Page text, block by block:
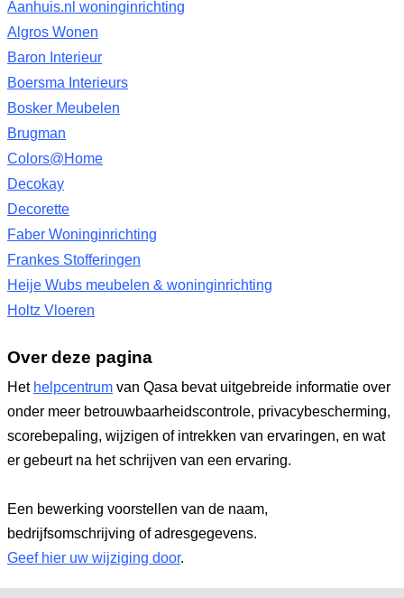
Aanhuis.nl woninginrichting
Algros Wonen
Baron Interieur
Boersma Interieurs
Bosker Meubelen
Brugman
Colors@Home
Decokay
Decorette
Faber Woninginrichting
Frankes Stofferingen
Heije Wubs meubelen & woninginrichting
Holtz Vloeren
Over deze pagina
Het helpcentrum van Qasa bevat uitgebreide informatie over
onder meer betrouwbaarheidscontrole, privacybescherming,
scorebepaling, wijzigen of intrekken van ervaringen, en wat
er gebeurt na het schrijven van een ervaring.
Een bewerking voorstellen van de naam,
bedrijfsomschrijving of adresgegevens.
Geef hier uw wijziging door.